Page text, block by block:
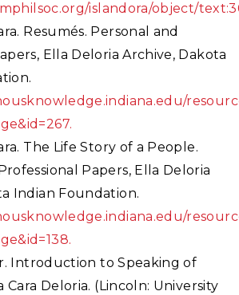
islandora/object/
Resumés. Personal and
Ella Deloria Archive, Dakota
The Life Story of a People.
Papers, Ella Deloria
Indian Foundation.
Introduction to Speaking of
Cara Deloria. (Lincoln: University